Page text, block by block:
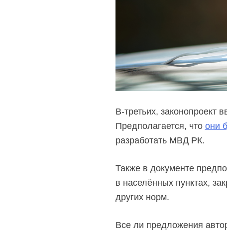
В-третьих, законопроект
Предполагается, что они
разработать МВД РК.
Также в документе
в населённых пунктах,
других норм.
Все ли предложения